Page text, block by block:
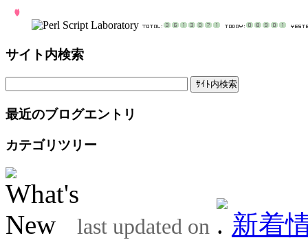
サイト内検索
最近のブログエントリ
カテゴリツリー
last updated on
新着